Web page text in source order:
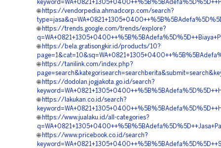
🌐 https://vendorpedia.ahmadcorp.com/search?
🌐 https://trends.google.com/trends/explore?
🌐 https://bela.gratisongkir.id/products/10?
🌐 https://tanilink.com/index.php?
🌐 https://dodolan.jogjakota.go.id/search?
🌐 https://lakukan.co.id/search?
🌐 https://www.jualaku.id/all-categories?
🌐 https://www.pricebook.co.id/search?